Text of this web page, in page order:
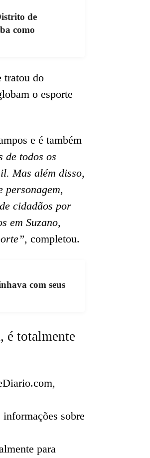
de
como
tratou do
o esporte
e é também
de todos os
Mas além disso,
personagem,
cidadãos por
em Suzano,
, completou.
com seus
é totalmente
sobre
para